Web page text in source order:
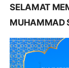
SELAMAT
MUHAMMAD